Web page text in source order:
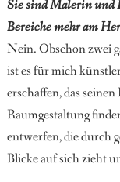
Sie sind Malerin
Bereiche mehr am
Nein. Obschon zwei
ist es für mich
erschaffen, das
Raumgestaltung
entwerfen, die durch
Blicke auf sich zieht